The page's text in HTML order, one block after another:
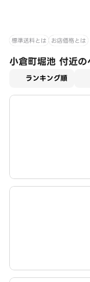
標準送料とは お店価格とは
小倉町堀池 付近
ランキング順